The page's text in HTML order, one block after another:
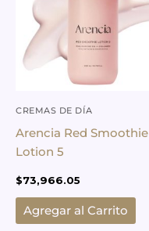
CREMAS DE DÍA
Arencia Red Smoothie
Lotion 5
$73,966.05
Agregar al Carrito